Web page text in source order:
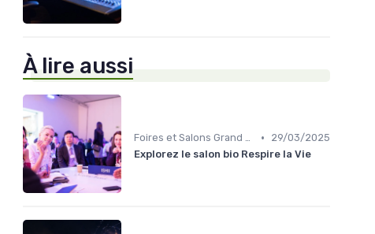
À lire aussi
Foires et Salons Grand Public •
29/03/2025
Explorez le salon bio Respire la Vie